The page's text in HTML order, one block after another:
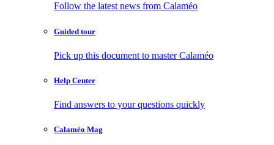
Follow the latest news from Calaméo
Guided tour
Pick up this document to master Calaméo
Help Center
Find answers to your questions quickly
Calaméo Mag